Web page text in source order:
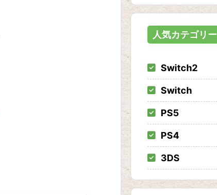
カ
イ
ブ
人気カテゴリー
Switch2
Switch
PS5
PS4
3DS